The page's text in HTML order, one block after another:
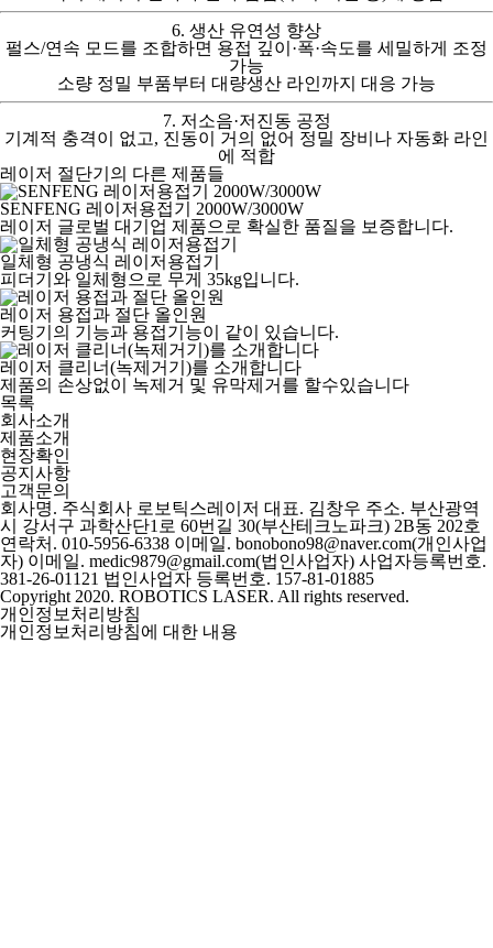
6. 생산 유연성 향상
펄스/연속 모드를 조합하면 용접 깊이·폭·속도를 세밀하게 조정
가능
소량 정밀 부품부터 대량생산 라인까지 대응 가능
7. 저소음·저진동 공정
기계적 충격이 없고, 진동이 거의 없어 정밀 장비나 자동화 라인
에 적합
레이저 절단기 의 다른 제품들
SENFENG 레이저용접기 2000W/3000W
레이저 글로벌 대기업 제품으로 확실한 품질을 보증합니다.
일체형 공냉식 레이저용접기
피더기와 일체형으로 무게 35kg입니다.
레이저 용접과 절단 올인원
커팅기의 기능과 용접기능이 같이 있습니다.
레이저 클리너(녹제거기)를 소개합니다
제품의 손상없이 녹제거 및 유막제거를 할수있습니다
목록
회사소개
제품소개
현장확인
공지사항
고객문의
회사명. 주식회사 로보틱스레이저 대표. 김창우 주소. 부산광역
시 강서구 과학산단1로 60번길 30(부산테크노파크) 2B동 202호
연락처. 010-5956-6338 이메일. bonobono98@naver.com(개인사업
자) 이메일. medic9879@gmail.com(법인사업자) 사업자등록번호.
381-26-01121 법인사업자 등록번호. 157-81-01885
Copyright 2020. ROBOTICS LASER. All rights reserved.
개인정보처리방침
개인정보처리방침에 대한 내용